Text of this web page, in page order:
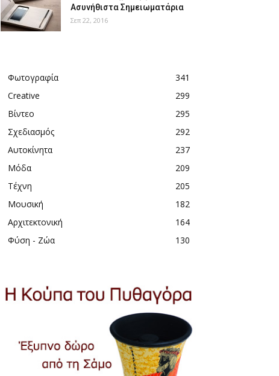
Ασυνήθιστα Σημειωματάρια
Σεπ 22, 2016
Φωτογραφία
341
Creative
299
Βίντεο
295
Σχεδιασμός
292
Αυτοκίνητα
237
Μόδα
209
Τέχνη
205
Μουσική
182
Αρχιτεκτονική
164
Φύση - Ζώα
130